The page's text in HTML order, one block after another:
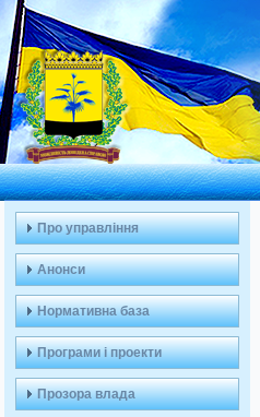
Про управління
Анонси
Нормативна база
Програми і проекти
Прозора влада